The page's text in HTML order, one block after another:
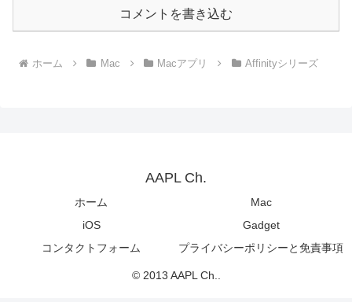
コメントを書き込む
ホーム Mac Macアプリ Affinityシリーズ
AAPL Ch.
ホーム
Mac
iOS
Gadget
コンタクトフォーム
プライバシーポリシーと免責事項
© 2013 AAPL Ch..